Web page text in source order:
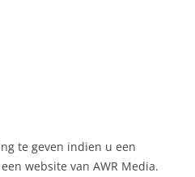
te geven indien u een
website van AWR Media.